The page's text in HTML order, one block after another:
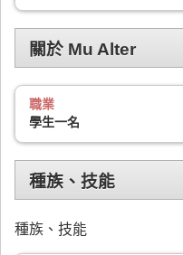
關於 Mu Alter
職業
學生一名
種族、技能
種族、技能